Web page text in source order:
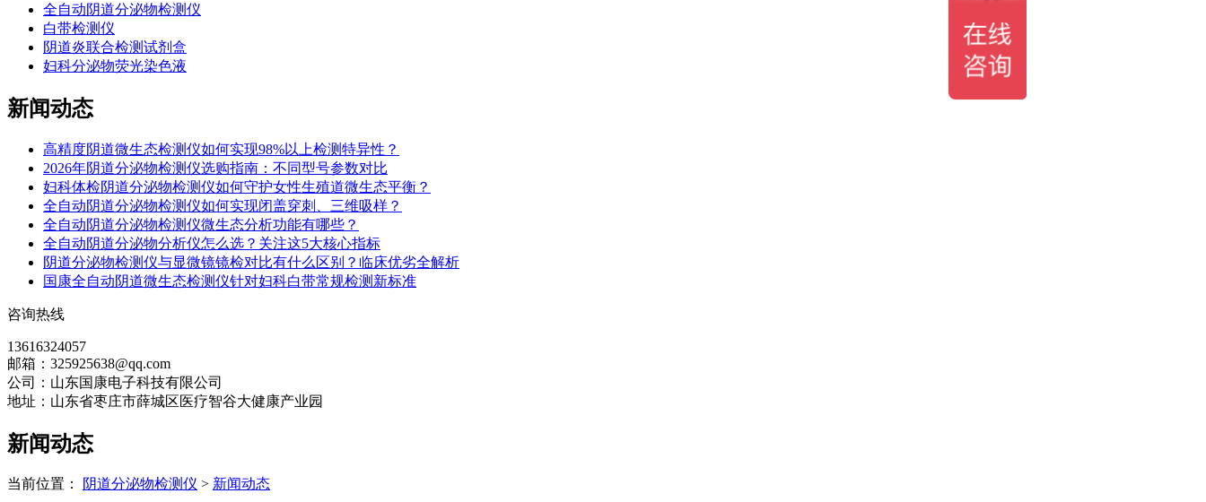
全自动阴道分泌物检测仪
白带检测仪
阴道炎联合检测试剂盒
妇科分泌物荧光染色液
新闻动态
高精度阴道微生态检测仪如何实现98%以上检测特异性？
2026年阴道分泌物检测仪选购指南：不同型号参数对比
妇科体检阴道分泌物检测仪如何守护女性生殖道微生态平衡？
全自动阴道分泌物检测仪如何实现闭盖穿刺、三维吸样？
全自动阴道分泌物检测仪微生态分析功能有哪些？
全自动阴道分泌物分析仪怎么选？关注这5大核心指标
阴道分泌物检测仪与显微镜镜检对比有什么区别？临床优劣全解析
国康全自动阴道微生态检测仪针对妇科白带常规检测新标准
咨询热线
13616324057
邮箱：325925638@qq.com
公司：山东国康电子科技有限公司
地址：山东省枣庄市薛城区医疗智谷大健康产业园
新闻动态
当前位置： 阴道分泌物检测仪 > 新闻动态